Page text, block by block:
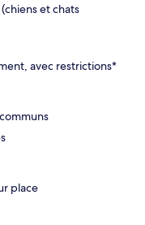
et chats
avec restrictions*
place